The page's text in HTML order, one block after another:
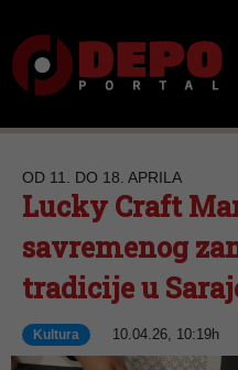
OD 11. DO 18. APRILA
Lucky Craft
savremenog
tradicije u
Kultura 10.04.26, 10:19h